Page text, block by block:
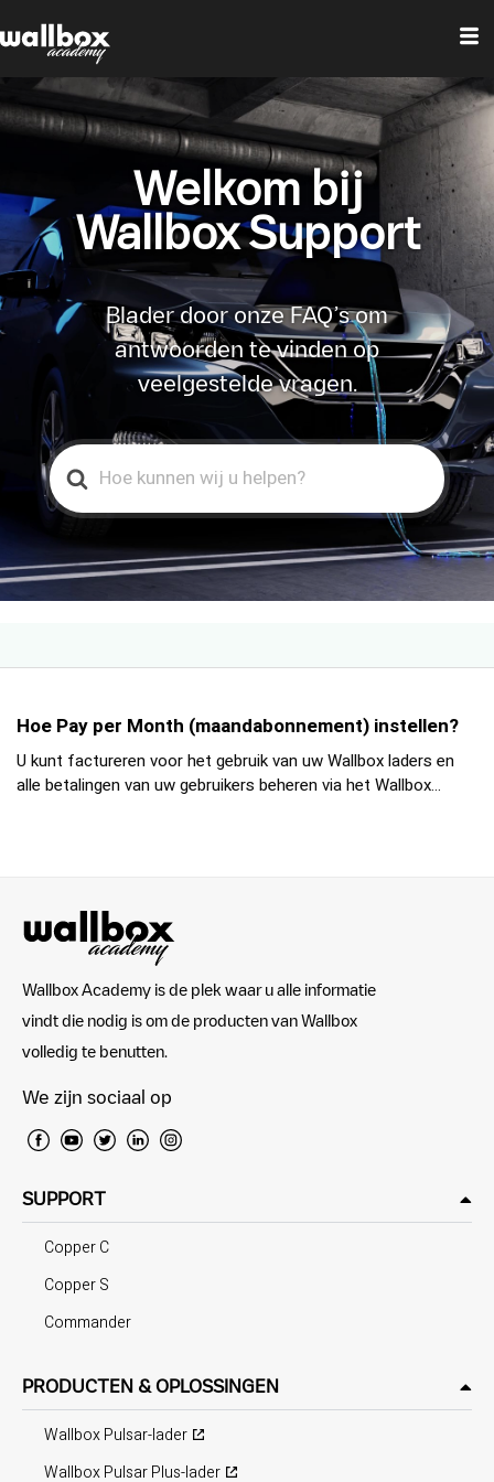
Welkom bij
Wallbox Support
Blader door onze FAQ’s om
antwoorden te vinden op
veelgestelde vragen.
Search
For
Hoe Pay per Month (maandabonnement) instellen?
U kunt factureren voor het gebruik van uw Wallbox laders en
alle betalingen van uw gebruikers beheren via het Wallbox...
Wallbox Academy is de plek waar u alle informatie
vindt die nodig is om de producten van Wallbox
volledig te benutten.
We zijn sociaal op
SUPPORT
Copper C
Copper S
Commander
PRODUCTEN & OPLOSSINGEN
Wallbox Pulsar-lader
Wallbox Pulsar Plus-lader